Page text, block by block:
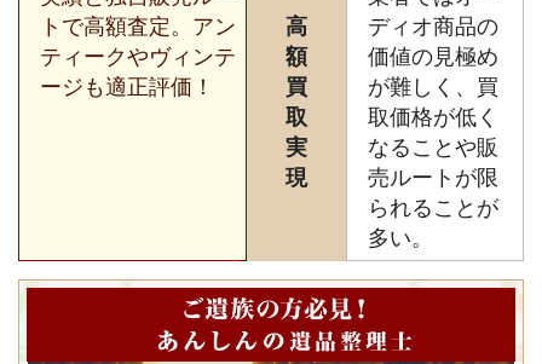
トで高額査定。アン
ティークやヴィンテ
ージも適正評価！
高
額
買
取
実
現
ディオ商品の
価値の見極め
が難しく、買
取価格が低く
なることや販
売ルートが限
られることが
多い。